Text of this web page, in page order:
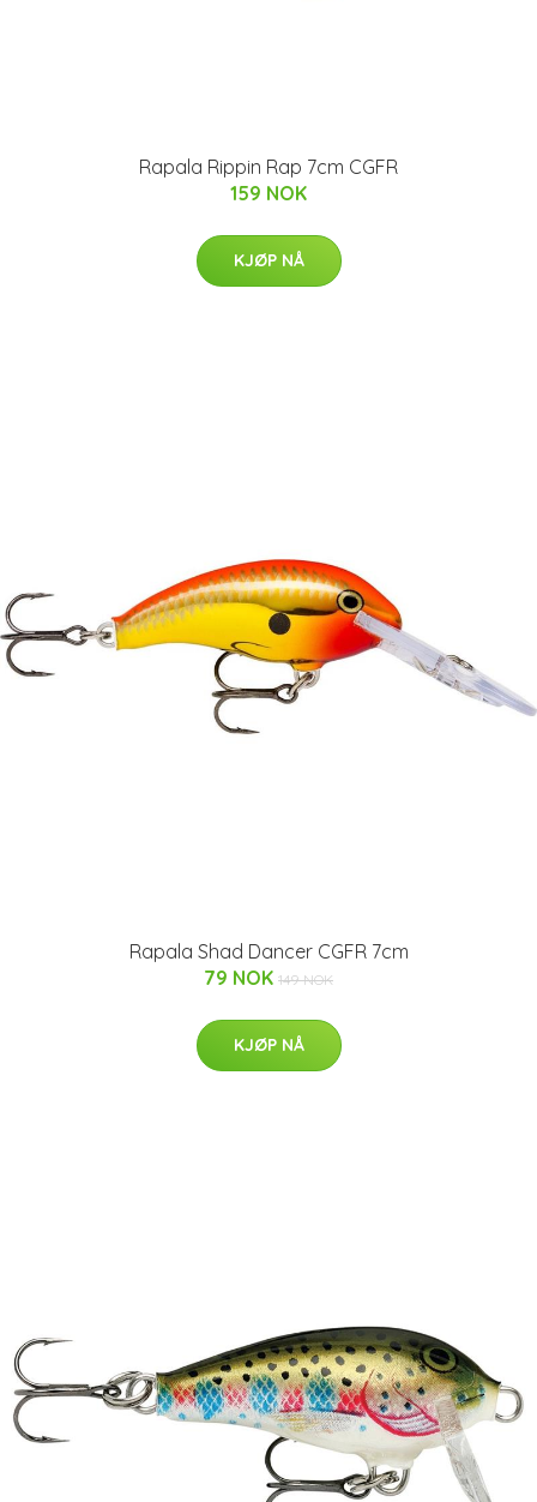
Rapala Rippin Rap 7cm CGFR
159 NOK
KJØP NÅ
Rapala Shad Dancer CGFR 7cm
79 NOK 149 NOK
KJØP NÅ